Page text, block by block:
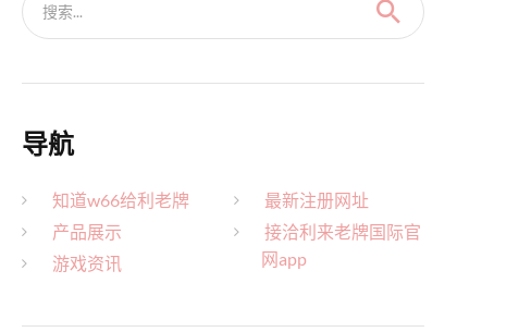
搜索...
导航
知道w66给利老牌
产品展示
游戏资讯
最新注册网址
接洽利来老牌国际官
网app